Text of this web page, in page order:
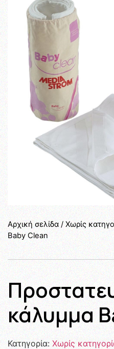
Αρχική σελίδα/ Χωρίς
Baby Clean
κάλυμμα
Κατηγορία:Χωρίς